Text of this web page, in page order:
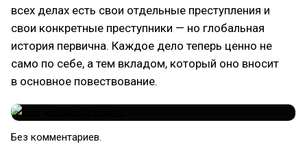
всех делах есть свои отдельные преступления и
свои конкретные преступники — но глобальная
история первична. Каждое дело теперь ценно не
само по себе, а тем вкладом, который оно вносит
в основное повествование.
Без комментариев.